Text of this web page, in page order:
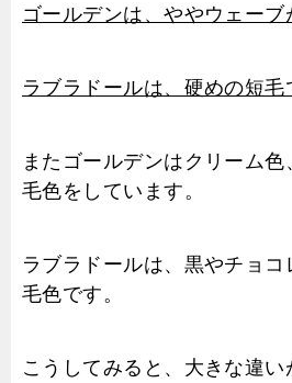
ゴールデンは、ややウェーブ
ラブラドールは、硬めの短毛
またゴールデンはクリーム
毛色をしています。
ラブラドールは、黒やチョ
毛色です。
こうしてみると、大きな違い